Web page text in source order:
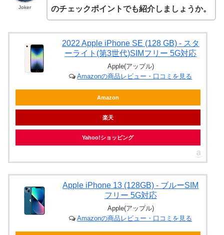
Joker
のチェックポイントでも紹介しましょうか。
2022 Apple iPhone SE (128 GB) - スタ
ーライト(第3世代)SIMフリー 5G対応
Apple(アップル)
Amazonの商品レビュー・口コミを見る
Amazon
楽天
Yahoo!ショッピング
Apple iPhone 13 (128GB) - ブルーSIM
フリー 5G対応
Apple(アップル)
Amazonの商品レビュー・口コミを見る